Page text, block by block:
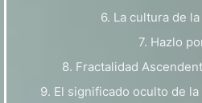
6. La cultura de
7. Hazlo
8. Fractalidad
9. El significado oculto de